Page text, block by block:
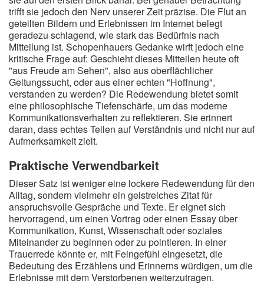
trifft sie jedoch den Nerv unserer Zeit präzise. Die Flut an
geteilten Bildern und Erlebnissen im Internet belegt
geradezu schlagend, wie stark das Bedürfnis nach
Mitteilung ist. Schopenhauers Gedanke wirft jedoch eine
kritische Frage auf: Geschieht dieses Mitteilen heute oft
"aus Freude am Sehen", also aus oberflächlicher
Geltungssucht, oder aus einer echten "Hoffnung",
verstanden zu werden? Die Redewendung bietet somit
eine philosophische Tiefenschärfe, um das moderne
Kommunikationsverhalten zu reflektieren. Sie erinnert
daran, dass echtes Teilen auf Verständnis und nicht nur auf
Aufmerksamkeit zielt.
Praktische Verwendbarkeit
Dieser Satz ist weniger eine lockere Redewendung für den
Alltag, sondern vielmehr ein geistreiches Zitat für
anspruchsvolle Gespräche und Texte. Er eignet sich
hervorragend, um einen Vortrag oder einen Essay über
Kommunikation, Kunst, Wissenschaft oder soziales
Miteinander zu beginnen oder zu pointieren. In einer
Trauerrede könnte er, mit Feingefühl eingesetzt, die
Bedeutung des Erzählens und Erinnerns würdigen, um die
Erlebnisse mit dem Verstorbenen weiterzutragen.